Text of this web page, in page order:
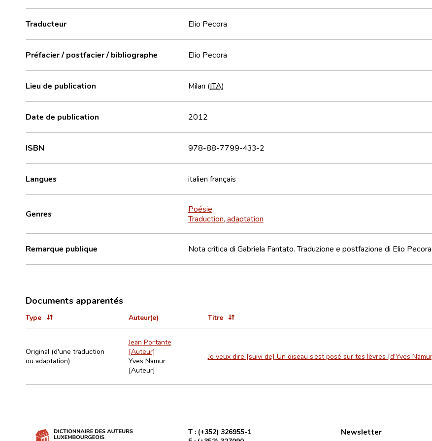
Traducteur Elio Pecora
Préfacier / postfacier / bibliographe Elio Pecora
Lieu de publication Milan (ITA)
Date de publication 2012
ISBN 978-88-7799-433-2
Langues italien français
Genres
Poésie
Traduction, adaptation
Remarque publique Nota critica di Gabriela Fantato. Traduzione e postfazione di Elio
Documents apparentés
Type Auteur(e) Titre
Original (d'une traduction
ou adaptation)
Jean Portante
[Auteur]
Yves Namur
[Auteur]
Je veux dire [suivi de] Un oiseau s’est posé sur tes lèvres [d'Yves
T : (+352) 326955-1
Newsletter